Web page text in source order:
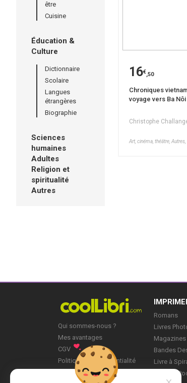
être
Cuisine
Éducation &
Culture
Dictionnaire
Scolaire
Langues
étrangères
Biographie
Sciences
humaines
Adultes
Religion et
spiritualité
Autres
16€,50
Chroniques
voyage vers Ba Nôi
Christophe
Art, cinéma, théâtre,
Qui sommes-nous ?
Mes avantages
CGV
Politique de Confidentialité
Romans
Livres
Bandes
Livre à
Livre de